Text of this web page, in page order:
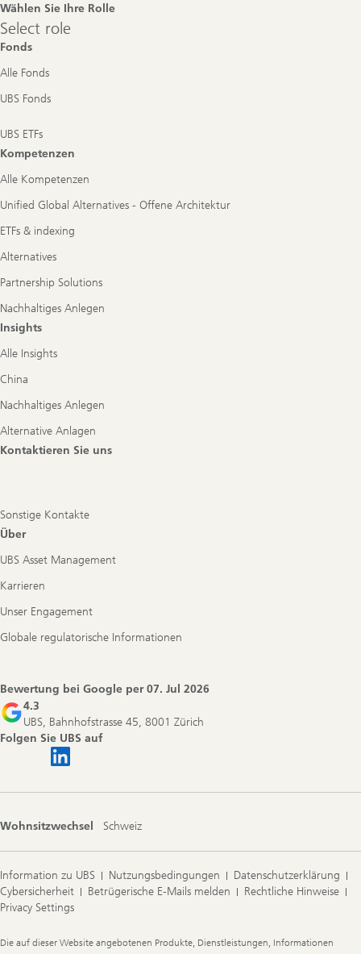
Wählen Sie Ihre Rolle
Select
role
Select role
Fonds
Alle Fonds
UBS Fonds
UBS ETFs
Kompetenzen
Alle Kompetenzen
Unified Global Alternatives - Offene Architektur
ETFs & indexing
Alternatives
Partnership Solutions
Nachhaltiges Anlegen
Insights
Alle Insights
China
Nachhaltiges Anlegen
Alternative Anlagen
Kontaktieren Sie uns
Sonstige Kontakte
Über
UBS Asset Management
Karrieren
Unser Engagement
Globale regulatorische Informationen
Bewertung bei Google per07. Jul 2026
4.3
UBS, Bahnhofstrasse 45, 8001 Zürich
Folgen Sie UBS auf
Wohnsitzwechsel Schweiz
Information zu UBS Nutzungsbedingungen
Datenschutzerklärung
Cybersicherheit
Betrügerische E-Mails melden
Rechtliche Hinweise
Privacy Settings
Legal
Die auf dieser Website angebotenen Produkte, Dienstleistungen, Informationen